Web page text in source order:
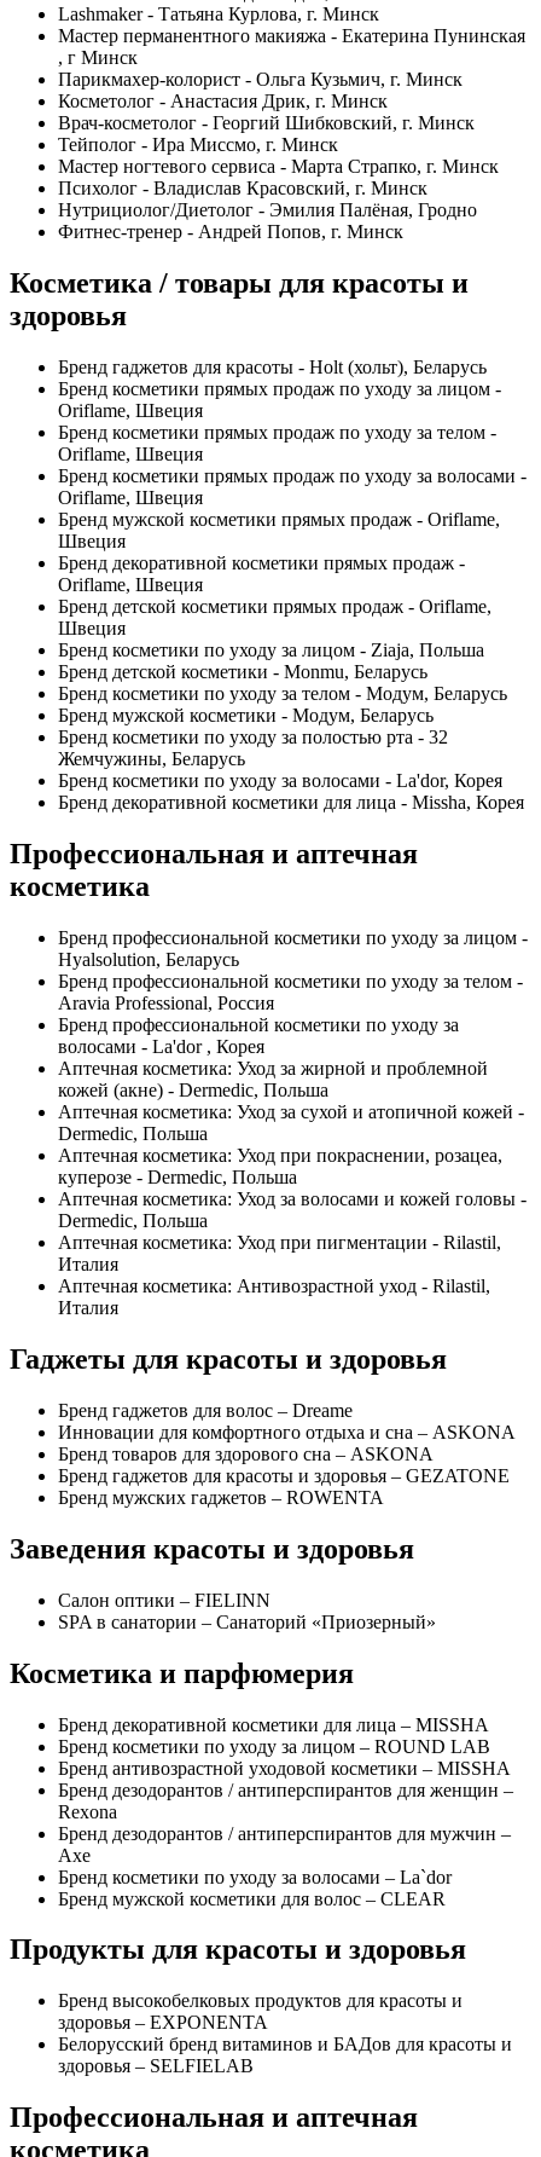
Lashmaker - Татьяна Курлова, г. Минск
Мастер перманентного макияжа - Екатерина Пунинская
, г Минск
Парикмахер-колорист - Ольга Кузьмич, г. Минск
Косметолог - Анастасия Дрик, г. Минск
Врач-косметолог - Георгий Шибковский, г. Минск
Тейполог - Ира Миссмо, г. Минск
Мастер ногтевого сервиса - Марта Страпко, г. Минск
Психолог - Владислав Красовский, г. Минск
Нутрициолог/Диетолог - Эмилия Палёная, Гродно
Фитнес-тренер - Андрей Попов, г. Минск
Косметика / товары для красоты и
здоровья
Бренд гаджетов для красоты - Holt (хольт), Беларусь
Бренд косметики прямых продаж по уходу за лицом -
Oriflame, Швеция
Бренд косметики прямых продаж по уходу за телом -
Oriflame, Швеция
Бренд косметики прямых продаж по уходу за волосами -
Oriflame, Швеция
Бренд мужской косметики прямых продаж - Oriflame,
Швеция
Бренд декоративной косметики прямых продаж -
Oriflame, Швеция
Бренд детской косметики прямых продаж - Oriflame,
Швеция
Бренд косметики по уходу за лицом - Ziaja, Польша
Бренд детской косметики - Monmu, Беларусь
Бренд косметики по уходу за телом - Модум, Беларусь
Бренд мужской косметики - Модум, Беларусь
Бренд косметики по уходу за полостью рта - 32
Жемчужины, Беларусь
Бренд косметики по уходу за волосами - La'dor, Корея
Бренд декоративной косметики для лица - Missha, Корея
Профессиональная и аптечная
косметика
Бренд профессиональной косметики по уходу за лицом -
Hyalsolution, Беларусь
Бренд профессиональной косметики по уходу за телом -
Aravia Professional, Россия
Бренд профессиональной косметики по уходу за
волосами - La'dor , Корея
Аптечная косметика: Уход за жирной и проблемной
кожей (акне) - Dermedic, Польша
Аптечная косметика: Уход за сухой и атопичной кожей -
Dermedic, Польша
Аптечная косметика: Уход при покраснении, розацеа,
куперозе - Dermedic, Польша
Аптечная косметика: Уход за волосами и кожей головы -
Dermedic, Польша
Аптечная косметика: Уход при пигментации - Rilastil,
Италия
Аптечная косметика: Антивозрастной уход - Rilastil,
Италия
Гаджеты для красоты и здоровья
Бренд гаджетов для волос – Dreame
Инновации для комфортного отдыха и сна – ASKONA
Бренд товаров для здорового сна – ASKONA
Бренд гаджетов для красоты и здоровья – GEZATONE
Бренд мужских гаджетов – ROWENTA
Заведения красоты и здоровья
Салон оптики – FIELINN
SPA в санатории – Санаторий «Приозерный»
Косметика и парфюмерия
Бренд декоративной косметики для лица – MISSHA
Бренд косметики по уходу за лицом – ROUND LAB
Бренд антивозрастной уходовой косметики – MISSHA
Бренд дезодорантов / антиперспирантов для женщин –
Rexona
Бренд дезодорантов / антиперспирантов для мужчин –
Axe
Бренд косметики по уходу за волосами – La`dor
Бренд мужской косметики для волос – CLEAR
Продукты для красоты и здоровья
Бренд высокобелковых продуктов для красоты и
здоровья – EXPONENTA
Белорусский бренд витаминов и БАДов для красоты и
здоровья – SELFIELAB
Профессиональная и аптечная
косметика